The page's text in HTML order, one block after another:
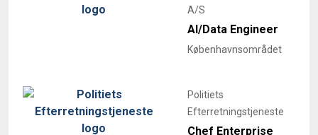
A/S
AI/Data Engineer
Københavnsområdet
Politiets
Efterretningstjeneste
Chef Enterprise